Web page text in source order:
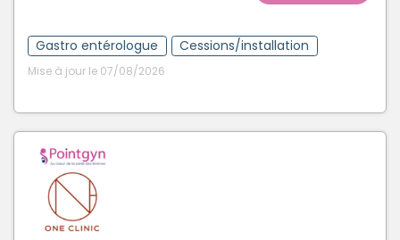
Gastro entérologue Cessions/installation
Mise à jour le 07/08/2026